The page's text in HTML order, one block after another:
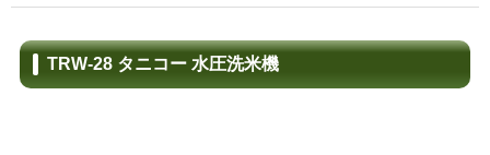
TRW-28 タニコー 水圧洗米機